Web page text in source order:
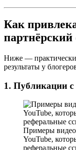
Как
Ниже —
результаты у
1. Публикации
Примеры
YouTube,
реферальные